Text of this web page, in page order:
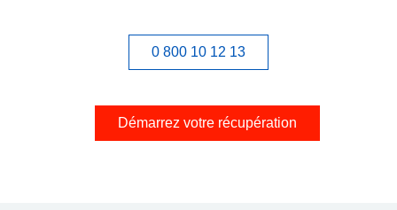
0 800 10 12 13
Démarrez votre récupération